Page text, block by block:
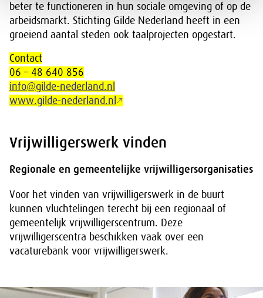
beter te functioneren in hun sociale omgeving of op de
arbeidsmarkt. Stichting Gilde Nederland heeft in een
groeiend aantal steden ook taalprojecten opgestart.
Contact
06 – 48 640 856
info@gilde-nederland.nl
www.gilde-nederland.nl
Vrijwilligerswerk vinden
Regionale en gemeentelijke vrijwilligersorganisaties
Voor het vinden van vrijwilligerswerk in de buurt
kunnen vluchtelingen terecht bij een regionaal of
gemeentelijk vrijwilligerscentrum. Deze
vrijwilligerscentra beschikken vaak over een
vacaturebank voor vrijwilligerswerk.